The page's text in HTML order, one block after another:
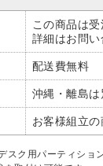
この商品は
詳細はお問い
配送費無料
沖縄・離島は
お客様組立の
スク用パーティショ